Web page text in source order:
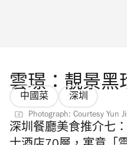
雲璟：靚景黑
中國菜 深圳
Photograph: Courtesy Yun
深圳餐廳美食推介七：